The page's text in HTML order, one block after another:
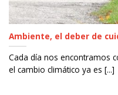
Ambiente, el deber de
Cada día nos encontramos
el cambio climático ya es [...]